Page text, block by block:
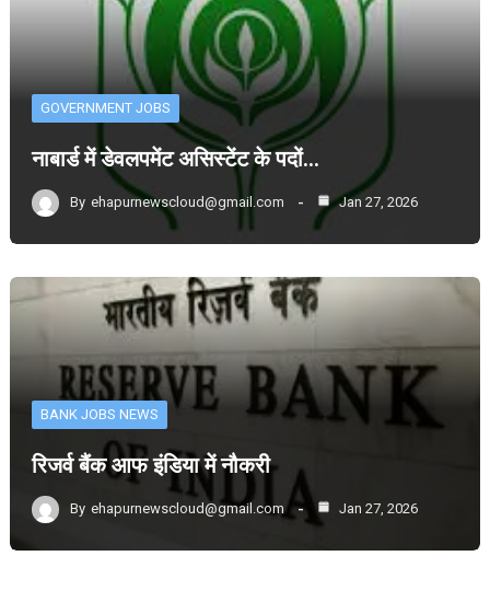
GOVERNMENT JOBS
नाबार्ड में डेवलपमेंट असिस्टेंट के पदों…
By ehapurnewscloud@gmail.com Jan 27, 2026
BANK JOBS NEWS
रिजर्व बैंक आफ इंडिया में नौकरी
By ehapurnewscloud@gmail.com Jan 27, 2026